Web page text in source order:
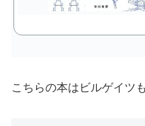
こちらの本はビルゲイツ